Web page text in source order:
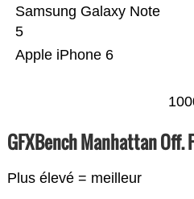
Apple iPhone 6
Samsung Galaxy Note
5
GFXBench Manhattan Off.
Plus élevé = meilleur